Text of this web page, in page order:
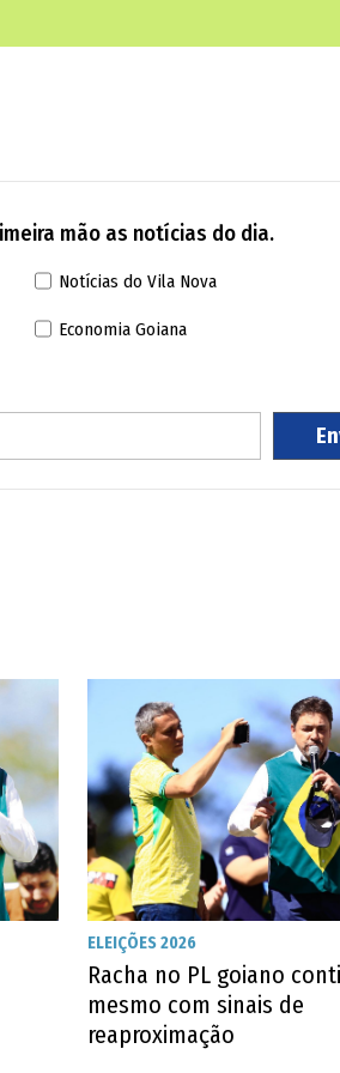
mão as notícias do dia.
Notícias do Vila Nova
Economia Goiana
ELEIÇÕES 2026
Racha no PL goiano
mesmo com sinais de
reaproximação